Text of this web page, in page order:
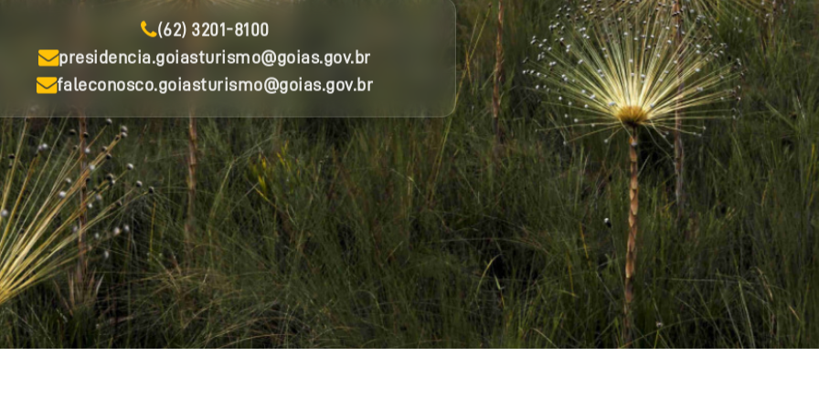
(62) 3201-8100
presidencia.goiasturismo@goias.gov.br
faleconosco.goiasturismo@goias.gov.br